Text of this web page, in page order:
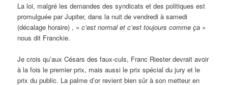
La loi, malgré les demandes des syndicats et des politiques est
promulguée par Jupiter, dans la nuit de vendredi à samedi
(décalage horaire) , «c’est normal et c’est toujours comme ça »
nous dit Franckie.
Je crois qu’aux Césars des faux-culs, Franc Riester devrait avoir
à la fois le premier prix, mais aussi le prix spécial du jury et le
prix du public. La palme d’or revient bien sûr à son metteur en